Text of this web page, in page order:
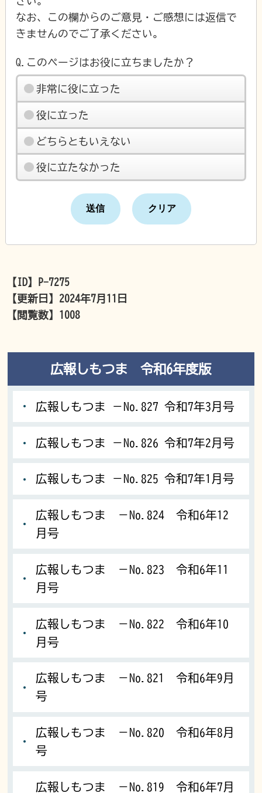
なお、この欄からのご意見・ご感想には返信で
きませんのでご了承ください。
Q.このページはお役に立ちましたか？
非常に役に立った
役に立った
どちらともいえない
役に立たなかった
【ID】
P-7275
【更新日】 2024年7月11日
【閲覧数】 1008
広報しもつま 令和6年度版
広報しもつま －No.827 令和7年3月号
広報しもつま －No.826 令和7年2月号
広報しもつま －No.825 令和7年1月号
広報しもつま －No.824 令和6年12
月号
広報しもつま －No.823 令和6年11
月号
広報しもつま －No.822 令和6年10
月号
広報しもつま －No.821 令和6年9月
号
広報しもつま －No.820 令和6年8月
号
広報しもつま －No.819 令和6年7月